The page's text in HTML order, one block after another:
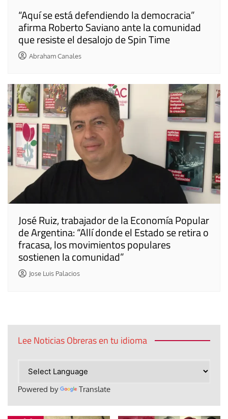
“Aquí se está defendiendo la democracia”
afirma Roberto Saviano ante la comunidad
que resiste el desalojo de Spin Time
Abraham Canales
José Ruiz, trabajador de la Economía Popular
de Argentina: “Allí donde el Estado se retira o
fracasa, los movimientos populares
sostienen la comunidad”
Jose Luis Palacios
Lee Noticias Obreras en tu idioma
Powered by Translate